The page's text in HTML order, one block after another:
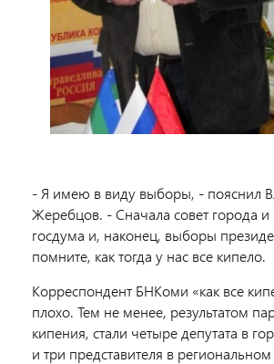
- Я имею в виду выборы, - пояснил
Жеребцов. - Сначала совет города и
госдума и, наконец, выборы
помните, как тогда у нас все кипело.
Корреспондент БНКоми «как все
плохо. Тем не менее, результатом
кипения, стали четыре депутата в
и три представителя в